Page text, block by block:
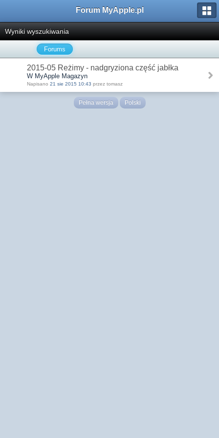
Forum MyApple.pl
Wyniki wyszukiwania
Forums
2015-05 Reżimy - nadgryziona część jabłka
W MyApple Magazyn
Napisano 21 sie 2015 10:43 przez tomasz
Pełna wersja Polski